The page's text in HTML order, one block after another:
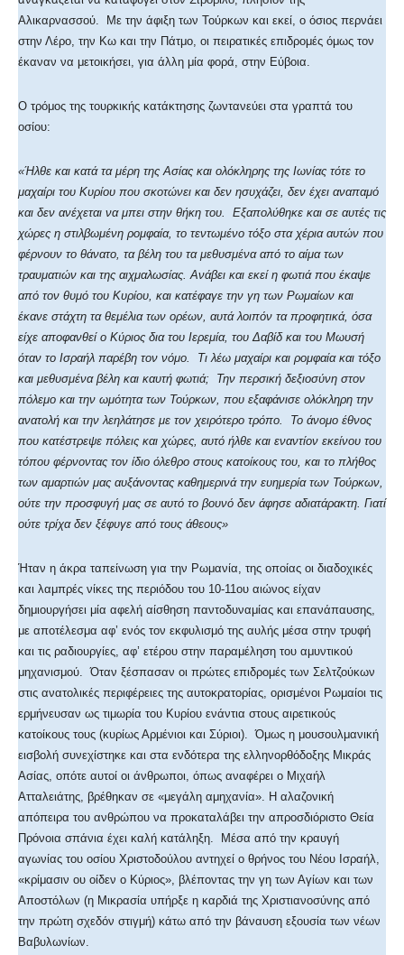
Αλικαρνασσού. Με την άφιξη των Τούρκων και εκεί, ο όσιος περνάει
στην Λέρο, την Κω και την Πάτμο, οι πειρατικές επιδρομές όμως τον
έκαναν να μετοικήσει, για άλλη μία φορά, στην Εύβοια.
Ο τρόμος της τουρκικής κατάκτησης ζωντανεύει στα γραπτά του
οσίου:
«Ήλθε και κατά τα μέρη της Ασίας και ολόκληρης της Ιωνίας τότε το
μαχαίρι του Κυρίου που σκοτώνει και δεν ησυχάζει, δεν έχει αναπαμό
και δεν ανέχεται να μπει στην θήκη του. Εξαπολύθηκε και σε αυτές τις
χώρες η στιλβωμένη ρομφαία, το τεντωμένο τόξο στα χέρια αυτών που
φέρνουν το θάνατο, τα βέλη του τα μεθυσμένα από το αίμα των
τραυματιών και της αιχμαλωσίας. Ανάβει και εκεί η φωτιά που έκαψε
από τον θυμό του Κυρίου, και κατέφαγε την γη των Ρωμαίων και
έκανε στάχτη τα θεμέλια των ορέων, αυτά λοιπόν τα προφητικά, όσα
είχε αποφανθεί ο Κύριος δια του Ιερεμία, του Δαβίδ και του Μωυσή
όταν το Ισραήλ παρέβη τον νόμο. Τι λέω μαχαίρι και ρομφαία και τόξο
και μεθυσμένα βέλη και καυτή φωτιά; Την περσική δεξιοσύνη στον
πόλεμο και την ωμότητα των Τούρκων, που εξαφάνισε ολόκληρη την
ανατολή και την λεηλάτησε με τον χειρότερο τρόπο. Το άνομο έθνος
που κατέστρεψε πόλεις και χώρες, αυτό ήλθε και εναντίον εκείνου του
τόπου φέρνοντας τον ίδιο όλεθρο στους κατοίκους του, και το πλήθος
των αμαρτιών μας αυξάνοντας καθημερινά την ευημερία των Τούρκων,
ούτε την προσφυγή μας σε αυτό το βουνό δεν άφησε αδιατάρακτη. Γιατί
ούτε τρίχα δεν ξέφυγε από τους άθεους»
Ήταν η άκρα ταπείνωση για την Ρωμανία, της οποίας οι διαδοχικές
και λαμπρές νίκες της περιόδου του 10-11ου αιώνος είχαν
δημιουργήσει μία αφελή αίσθηση παντοδυναμίας και επανάπαυσης,
με αποτέλεσμα αφ’ ενός τον εκφυλισμό της αυλής μέσα στην τρυφή
και τις ραδιουργίες, αφ’ ετέρου στην παραμέληση του αμυντικού
μηχανισμού. Όταν ξέσπασαν οι πρώτες επιδρομές των Σελτζούκων
στις ανατολικές περιφέρειες της αυτοκρατορίας, ορισμένοι Ρωμαίοι τις
ερμήνευσαν ως τιμωρία του Κυρίου ενάντια στους αιρετικούς
κατοίκους τους (κυρίως Αρμένιοι και Σύριοι). Όμως η μουσουλμανική
εισβολή συνεχίστηκε και στα ενδότερα της ελληνορθόδοξης Μικράς
Ασίας, οπότε αυτοί οι άνθρωποι, όπως αναφέρει ο Μιχαήλ
Ατταλειάτης, βρέθηκαν σε «μεγάλη αμηχανία». Η αλαζονική
απόπειρα του ανθρώπου να προκαταλάβει την απροσδιόριστο Θεία
Πρόνοια σπάνια έχει καλή κατάληξη. Μέσα από την κραυγή
αγωνίας του οσίου Χριστοδούλου αντηχεί ο θρήνος του Νέου Ισραήλ,
«κρίμασιν ου οίδεν ο Κύριος», βλέποντας την γη των Αγίων και των
Αποστόλων (η Μικρασία υπήρξε η καρδιά της Χριστιανοσύνης από
την πρώτη σχεδόν στιγμή) κάτω από την βάναυση εξουσία των νέων
Βαβυλωνίων.